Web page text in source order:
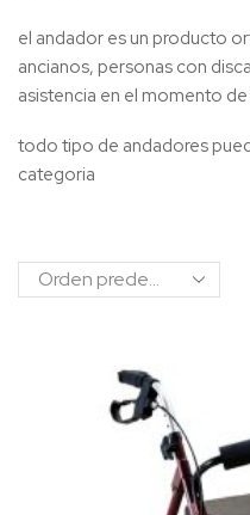
el andador es un producto
ancianos, personas con
asistencia en el momento
todo tipo de andadores
categoria